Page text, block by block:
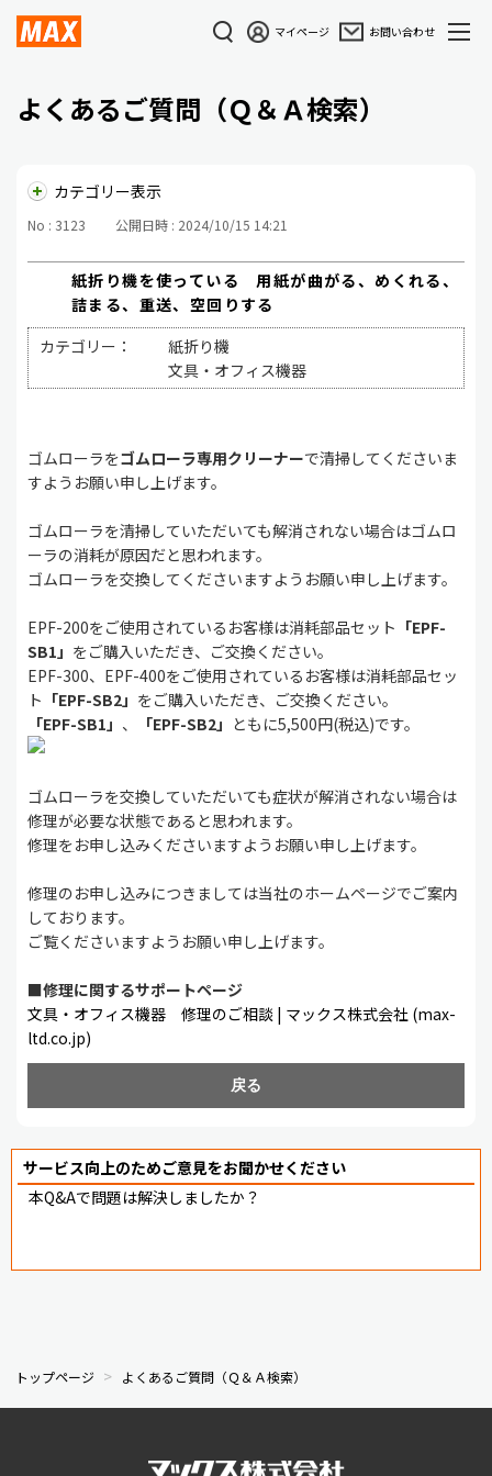
マイページ お問い合わせ
よくあるご質問（Ｑ＆Ａ検索）
カテゴリー表示
No : 3123 公開日時 : 2024/10/15 14:21
紙折り機を使っている 用紙が曲がる、めくれる、
詰まる、重送、空回りする
カテゴリー：
紙折り機
文具・オフィス機器
ゴムローラをゴムローラ専用クリーナーで清掃してくださいま
すようお願い申し上げます。
ゴムローラを清掃していただいても解消されない場合はゴムロ
ーラの消耗が原因だと思われます。
ゴムローラを交換してくださいますようお願い申し上げます。
EPF-200をご使用されているお客様は消耗部品セット 「EPF-
SB1」 をご購入いただき、ご交換ください。
EPF-300、EPF-400をご使用されているお客様は消耗部品セッ
ト 「EPF-SB2」 をご購入いただき、ご交換ください。
「EPF-SB1」 、 「EPF-SB2」 ともに5,500円(税込)です。
ゴムローラを交換していただいても症状が解消されない場合は
修理が必要な状態であると思われます。
修理をお申し込みくださいますようお願い申し上げます。
修理のお申し込みにつきましては当社のホームページでご案内
しております。
ご覧くださいますようお願い申し上げます。
■修理に関するサポートページ
文具・オフィス機器 修理のご相談 | マックス株式会社 (max-
ltd.co.jp)
戻る
サービス向上のためご意見をお聞かせください
本Q&Aで問題は解決しましたか？
トップページ よくあるご質問（Ｑ＆Ａ検索）